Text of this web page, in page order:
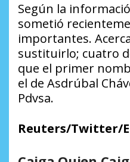
Según la
sometió
importantes.
sustituirlo; cuatro
que el primer
el de Asdrúbal
Pdvsa.
Reuters/Twitter/